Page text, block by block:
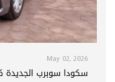
May 02, 2026
سكودا سوبرب الجديدة